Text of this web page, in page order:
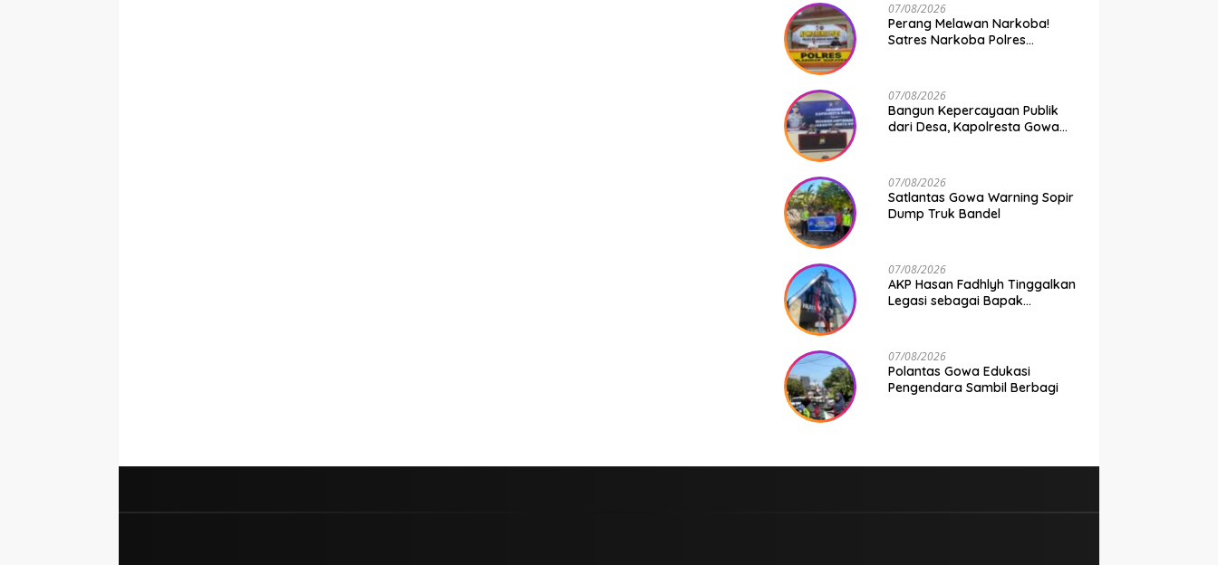
07/08/2026
Perang Melawan Narkoba!
Satres Narkoba Polres
Ditangkap
07/08/2026
Bangun Kepercayaan Publik
dari Desa, Kapolresta Gowa
Jajaran Polresta Gowa
07/08/2026
Satlantas Gowa Warning Sopir
Dump Truk Bandel
07/08/2026
AKP Hasan Fadhlyh Tinggalkan
Legasi sebagai Bapak
07/08/2026
Polantas Gowa Edukasi
Pengendara Sambil Berbagi